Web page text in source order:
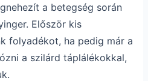
a betegség során
Először kis
folyadékot, ha pedig már a
a szilárd táplálékokkal,